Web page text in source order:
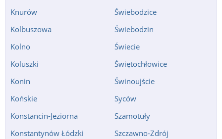
Knurów
Kolbuszowa
Kolno
Koluszki
Konin
Końskie
Konstancin-Jeziorna
Konstantynów Łódzki
Świebodzice
Świebodzin
Świecie
Świętochłowice
Świnoujście
Syców
Szamotuły
Szczawno-Zdrój